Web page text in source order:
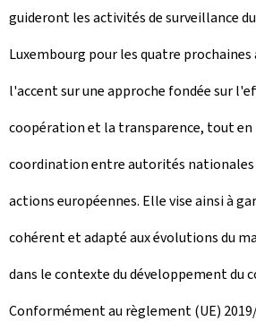
guideront les activités de surveillance
Luxembourg pour les quatre
l'accent sur une approche fondée sur
coopération et la transparence, tout
coordination entre autorités
actions européennes. Elle vise ainsi à
cohérent et adapté aux évolutions du
dans le contexte du développement du
Conformément au règlement (UE)